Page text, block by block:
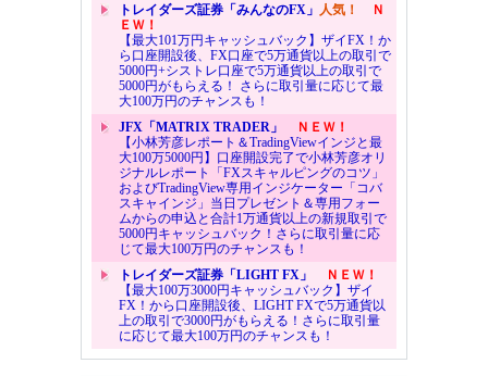
トレイダーズ証券「みんなのFX」 人気！
Ｎ
ＥＷ！
【最大101万円キャッシュバック】ザイFX！か
ら口座開設後、FX口座で5万通貨以上の取引で
5000円+シストレ口座で5万通貨以上の取引で
5000円がもらえる！ さらに取引量に応じて最
大100万円のチャンスも！
JFX「MATRIX TRADER」
ＮＥＷ！
【小林芳彦レポート＆TradingViewインジと最
大100万5000円】口座開設完了で小林芳彦オリ
ジナルレポート「FXスキャルピングのコツ」
およびTradingView専用インジケーター「コバ
スキャインジ」当日プレゼント＆専用フォー
ムからの申込と合計1万通貨以上の新規取引で
5000円キャッシュバック！さらに取引量に応
じて最大100万円のチャンスも！
トレイダーズ証券「LIGHT FX」
ＮＥＷ！
【最大100万3000円キャッシュバック】ザイ
FX！から口座開設後、LIGHT FXで5万通貨以
上の取引で3000円がもらえる！さらに取引量
に応じて最大100万円のチャンスも！